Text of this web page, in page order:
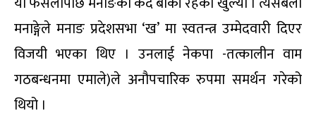
मनाङ्गेले मनाङ प्रदेशसभा ‘ख’ मा स्वतन्त्र उम्मेदवारी दिएर
विजयी भएका थिए । उनलाई नेकपा -तत्कालीन वाम
गठबन्धनमा एमाले)ले अनौपचारिक रुपमा समर्थन गरेको
थियो ।